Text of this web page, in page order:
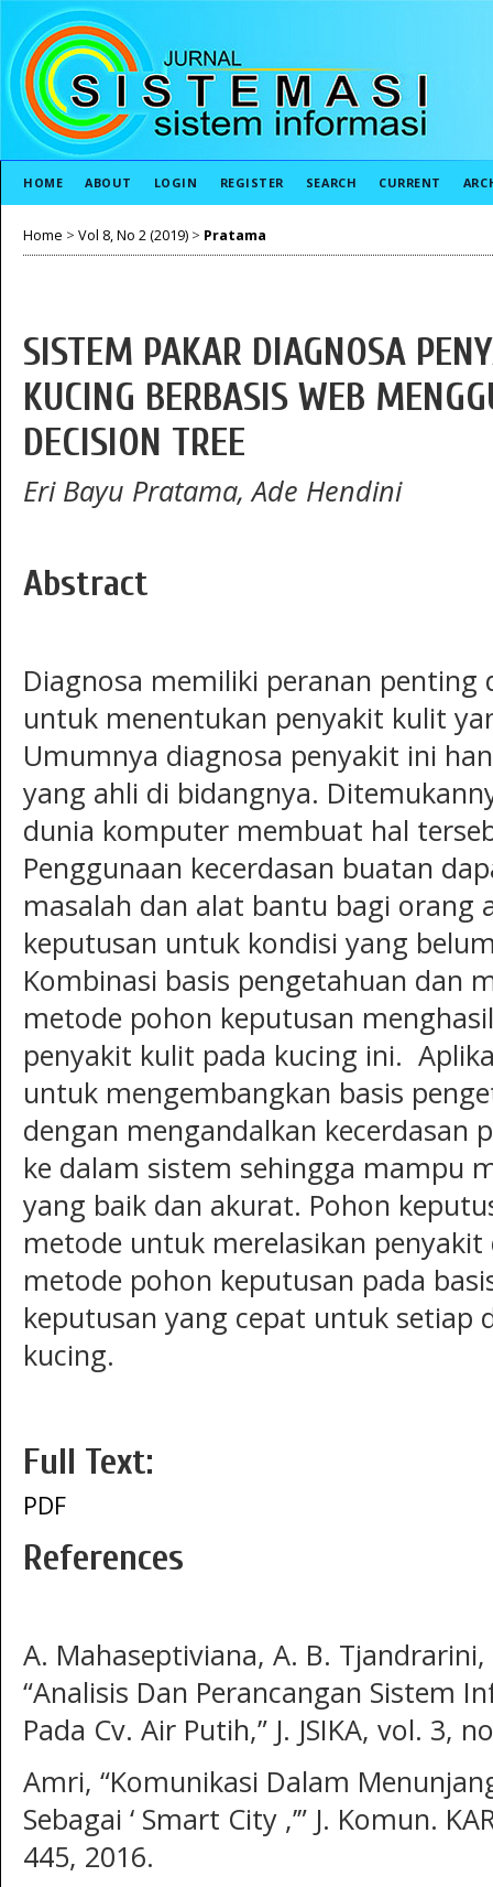
HOME ABOUT LOGIN REGISTER SEARCH CURRENT
Home > Vol 8, No 2 (2019) > Pratama
SISTEM PAKAR DIAGNOSA
KUCING BERBASIS WEB
DECISION TREE
Eri Bayu Pratama, Ade Hendini
Abstract
Diagnosa memiliki peranan
untuk menentukan penyakit kulit
Umumnya diagnosa penyakit ini
yang ahli di bidangnya.
dunia komputer membuat hal
Penggunaan kecerdasan buatan
masalah dan alat bantu bagi orang
keputusan untuk kondisi yang
Kombinasi basis pengetahuan dan
metode pohon keputusan
penyakit kulit pada kucing ini.
untuk mengembangkan basis
dengan mengandalkan kecerdasan
ke dalam sistem sehingga mampu
yang baik dan akurat. Pohon
metode untuk merelasikan penyakit
metode pohon keputusan pada
keputusan yang cepat untuk setiap
kucing.
Full Text:
PDF
References
A. Mahaseptiviana, A. B.
“Analisis Dan Perancangan Sistem
Pada Cv. Air Putih,” J. JSIKA, vol. 3,
Amri, “Komunikasi Dalam
Sebagai ‘ Smart City ,’” J. Komun.
445, 2016.